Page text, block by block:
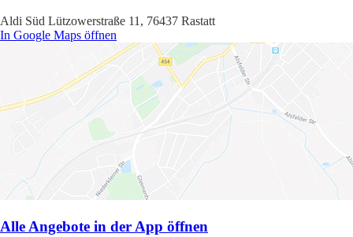
Aldi Süd Lützowerstraße 11, 76437 Rastatt
In Google Maps öffnen
Alle Angebote in der App öffnen